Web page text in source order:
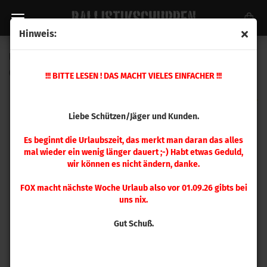
Hinweis:
!!! BITTE LESEN ! DAS MACHT VIELES EINFACHER !!!
Liebe Schützen/Jäger und Kunden.
Es beginnt die Urlaubszeit, das merkt man daran das alles
mal wieder ein wenig länger dauert ;-) Habt etwas Geduld,
wir können es nicht ändern, danke.
FOX macht nächste Woche Urlaub also vor 01.09.26 gibts bei
uns nix.
Gut Schuß.
30421)